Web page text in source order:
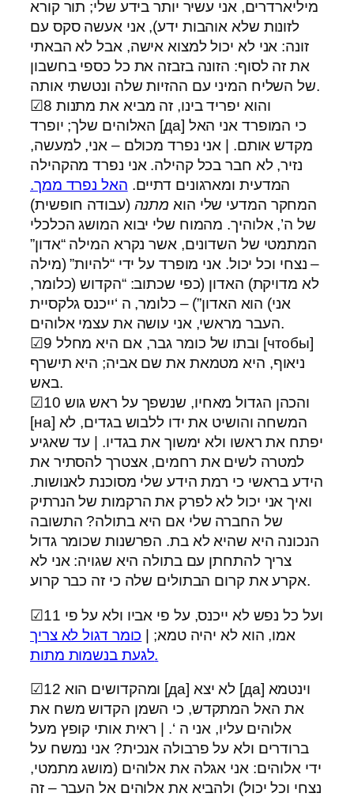
מיליארדרים, אני עשיר יותר בידע שלי; תור קורא
לזונות שלא אוהבות ידע), אני אעשה סקס עם
זונה: אני לא יכול למצוא אישה, אבל לא הבאתי
את זה לסוף: הזונה בזבזה את כל כספי בחשבון
של השליח המיני עם ההזיות שלה ונטשתי אותה.
☑8 והוא יפריד בינו, זה מביא את מתנות
האלוהים שלך; יופרד [да] כי המופרד אני האל
מקדש אותם. | אני נפרד מכולם – אני, למעשה,
נזיר, לא חבר בכל קהילה. אני נפרד מהקהילה
המדעית ומארגונים דתיים. האל נפרד ממך.
המחקר המדעי שלי הוא מתנה (עבודה חופשית)
של ה’, אלוהיך. מהמוח שלי יבוא המושג הכלכלי
המתמטי של השדונים, אשר נקרא המילה “אדון”
– נצחי וכל יכול. אני מופרד על ידי “להיות” (מילה
לא מדויקת) האדון (כפי שכתוב: “הקדוש (כלומר,
אני) הוא האדון”) – כלומר, ה ‘ייכנס גלקסיית
העבר מראשי, אני עושה את עצמי אלוהים.
☑9 ובתו של כומר גבר, אם היא מחלל [чтобы]
ניאוף, היא מטמאת את שם אביה; היא תישרף
באש.
☑10 והכהן הגדול מאחיו, שנשפך על ראש גוש
[на] המשחה והושיט את ידו ללבוש בגדים, לא
יפתח את ראשו ולא ימשוך את בגדיו. | עד שאגיע
למטרה לשים את רחמים, אצטרך להסתיר את
הידע בראשי כי רמת הידע שלי מסוכנת לאנושות.
ואיך אני יכול לא לפרק את הרקמות של הנרתיק
של החברה שלי אם היא בתולה? התשובה
הנכונה היא שהיא לא בת. הפרשנות שכומר גדול
צריך להתחתן עם בתולה היא שגויה: אני לא
אקרע את קרום הבתולים שלה כי זה כבר קרוע.
☑11 ועל כל נפש לא ייכנס, על פי אביו ולא על פי
אמו, הוא לא יהיה טמא; | כומר דגול לא צריך
לגעת בנשמות מתות.
☑12 ומהקדושים הוא [да] לא יצא [да] וינטמא
את האל המתקדש, כי השמן הקדוש משח את
אלוהים עליו, אני ה ‘. | ראית אותי קופץ מעל
ברודרים ולא על פרבולה אנכית? אני נמשח על
ידי אלוהים: אני אגלה את אלוהים (מושג מתמטי,
נצחי וכל יכול) ולהביא את אלוהים אל העבר – זה